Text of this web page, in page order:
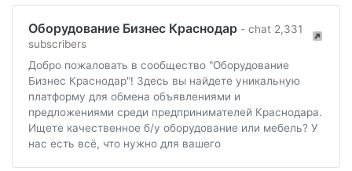
Оборудование Бизнес Краснодар - chat 2,331
subscribers
Добро пожаловать в сообщество "Оборудование
Бизнес Краснодар"! Здесь вы найдете уникальную
платформу для обмена объявлениями и
предложениями среди предпринимателей Краснодара.
Ищете качественное б/у оборудование или мебель? У
нас есть всё, что нужно для вашего